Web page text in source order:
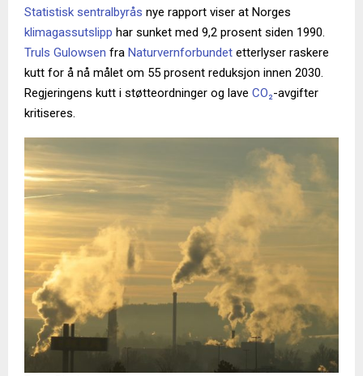
Statistisk sentralbyrås nye rapport viser at Norges
klimagassutslipp har sunket med 9,2 prosent siden 1990.
Truls Gulowsen fra Naturvernforbundet etterlyser raskere
kutt for å nå målet om 55 prosent reduksjon innen 2030.
Regjeringens kutt i støtteordninger og lave CO₂-avgifter
kritiseres.